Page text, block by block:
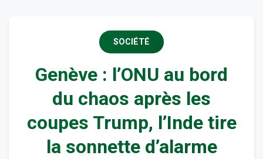
SOCIÉTÉ
Genève : l’ONU au bord
du chaos après les
coupes Trump, l’Inde tire
la sonnette d’alarme